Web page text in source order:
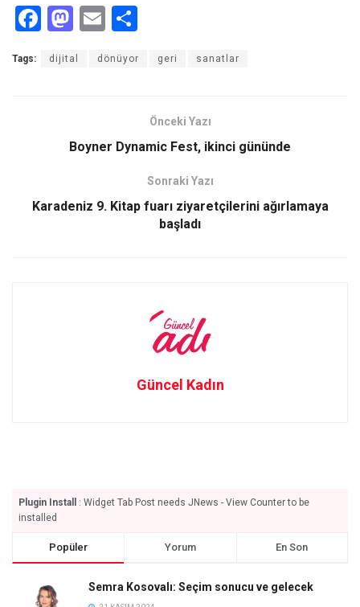
F
ce
M
st
o
E
ail
ar
Tags: dijital dönüyor geri sanatlar
Önceki Yazı
Boyner Dynamic Fest, ikinci gününde
Sonraki Yazı
Karadeniz 9. Kitap fuarı ziyaretçilerini ağırlamaya
başladı
Güncel Kadın
Plugin Install
: Widget Tab Post needs JNews - View Counter to be
installed
Popüler Yorum En Son
Semra Kosovalı: Seçim sonucu ve gelecek